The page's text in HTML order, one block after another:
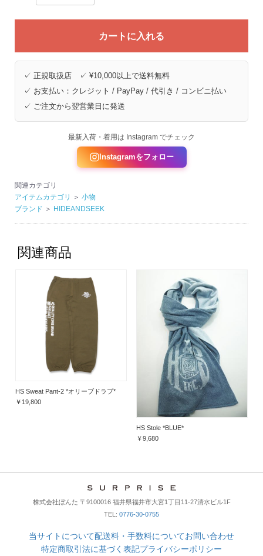
カートに入れる
✓ 正規取扱店 ✓ ¥10,000以上で送料無料
✓ お支払い：クレジット / PayPay / 代引き / コンビニ払い
✓ ご注文から翌営業日に発送
最新入荷・着用は Instagram でチェック
Instagramをフォロー
関連カテゴリ
アイテムカテゴリ
＞ 小物
ブランド ＞ HIDEANDSEEK
関連商品
HS Sweat Pant-2 *オリーブドラブ*
￥19,800
HS Stole *BLUE*
￥9,680
株式会社ぼんた 〒9100016 福井県福井市大宮1丁目11-27清水ビル1F
TEL: 0776-30-0755
当サイトについて配送料・手数料についてお問い合わせ
特定商取引法に基づく表記プライバシーポリシー